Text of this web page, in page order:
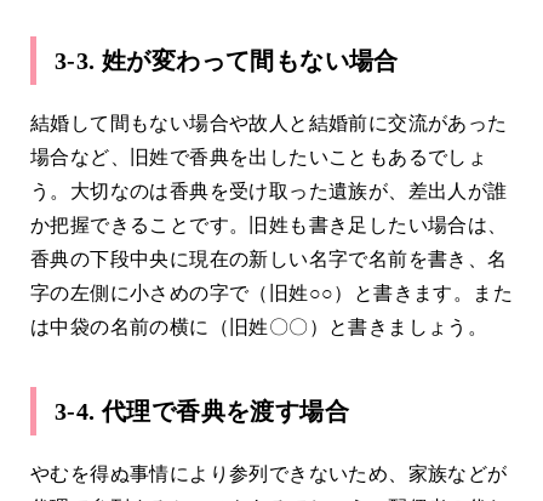
3-3. 姓が変わって間もない場合
結婚して間もない場合や故人と結婚前に交流があった
場合など、旧姓で香典を出したいこともあるでしょ
う。大切なのは香典を受け取った遺族が、差出人が誰
か把握できることです。旧姓も書き足したい場合は、
香典の下段中央に現在の新しい名字で名前を書き、名
字の左側に小さめの字で（旧姓○○）と書きます。また
は中袋の名前の横に（旧姓〇〇）と書きましょう。
3-4. 代理で香典を渡す場合
やむを得ぬ事情により参列できないため、家族などが